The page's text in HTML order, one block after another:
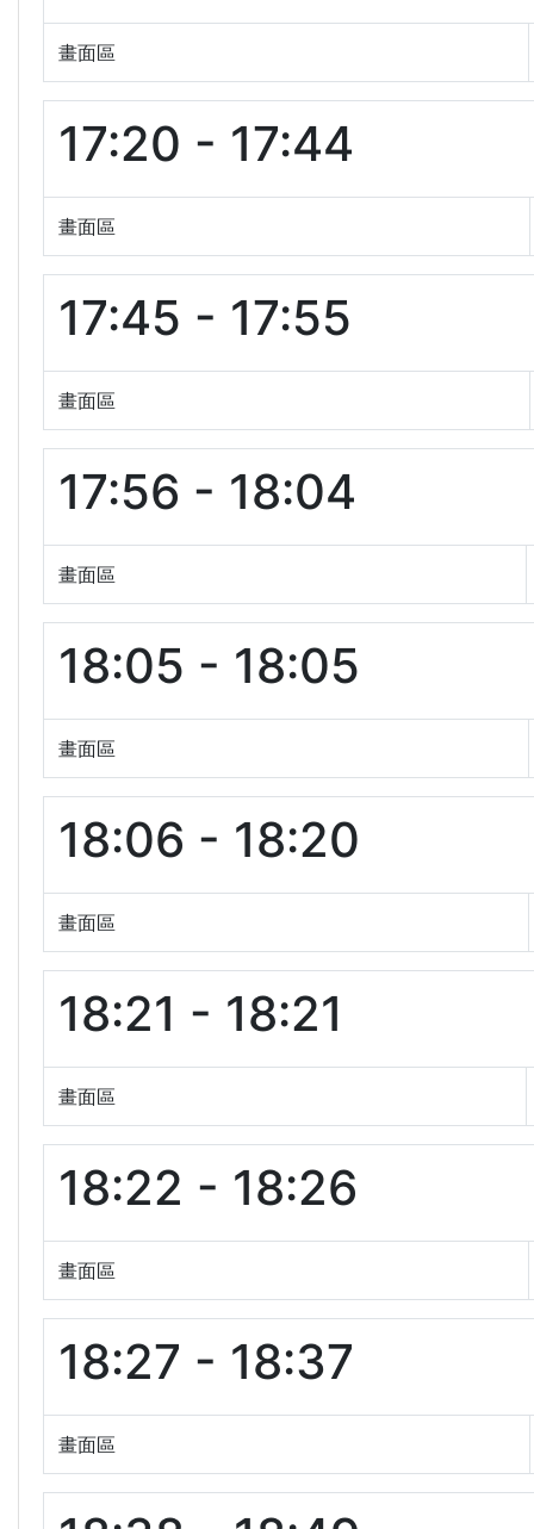
畫面區
17:20 - 17:44
畫面區
17:45 - 17:55
畫面區
17:56 - 18:04
畫面區
18:05 - 18:05
畫面區
18:06 - 18:20
畫面區
18:21 - 18:21
畫面區
18:22 - 18:26
畫面區
18:27 - 18:37
畫面區